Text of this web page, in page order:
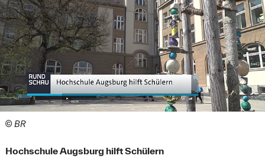
© BR
Hochschule Augsburg hilft Schülern